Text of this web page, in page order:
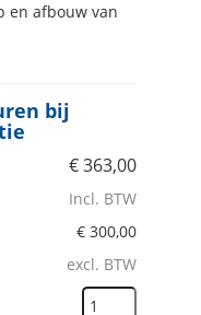
en afbouw van
bij
€363,00
Incl. BTW
€ 300,00
excl. BTW